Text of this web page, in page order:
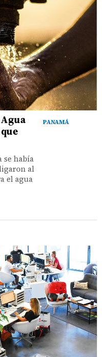
PANAMÁ
se había
al
el agua